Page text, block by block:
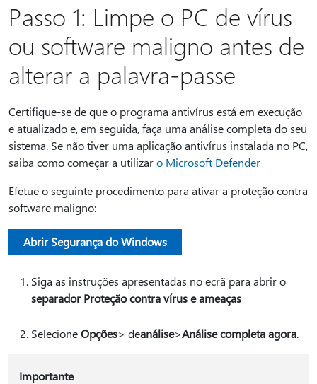
Passo 1: Limpe o PC de vírus
ou software maligno antes de
alterar a palavra-passe
Certifique-se de que o programa antivírus está em execução
e atualizado e, em seguida, faça uma análise completa do seu
sistema. Se não tiver uma aplicação antivírus instalada no PC,
saiba como começar a utilizaro Microsoft Defender
Efetue o seguinte procedimento para ativar a proteção contra
software maligno:
Abrir Segurança do Windows
Siga as instruções apresentadas no ecrã para abrir o
separador Proteção contra vírus e ameaças
SelecioneOpções> deanálise>Análise completa agora.
Importante